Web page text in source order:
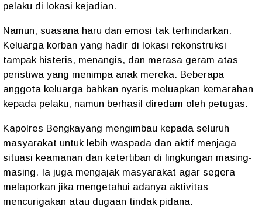
pelaku di lokasi kejadian.
Namun, suasana haru dan emosi tak terhindarkan.
Keluarga korban yang hadir di lokasi rekonstruksi
tampak histeris, menangis, dan merasa geram atas
peristiwa yang menimpa anak mereka. Beberapa
anggota keluarga bahkan nyaris meluapkan kemarahan
kepada pelaku, namun berhasil diredam oleh petugas.
Kapolres Bengkayang mengimbau kepada seluruh
masyarakat untuk lebih waspada dan aktif menjaga
situasi keamanan dan ketertiban di lingkungan masing-
masing. Ia juga mengajak masyarakat agar segera
melaporkan jika mengetahui adanya aktivitas
mencurigakan atau dugaan tindak pidana.